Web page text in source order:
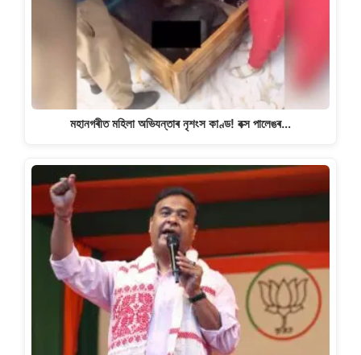
মহানগৰীত মহিলা অভিযন্তাৰ নৃশংস কাণ্ড! বক্স পালেঙৰ…